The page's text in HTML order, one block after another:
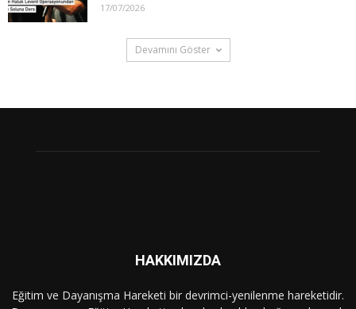
17/07/2026
Devamını Göster
HAKKIMIZDA
Eğitim ve Dayanışma Hareketi bir devrimci-yenilenme hareketidir.